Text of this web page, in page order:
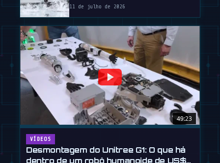
11 de julho de 2026
49:23
VÍDEOS
Desmontagem do Unitree G1: O que há
dentro de um robô humanoide de US$